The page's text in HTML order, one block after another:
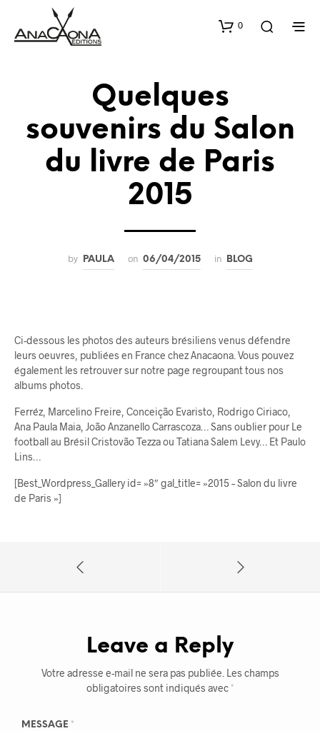
0
Quelques
souvenirs du Salon
du livre de Paris
2015
by PAULA on 06/04/2015 in BLOG
Ci-dessous les photos des auteurs brésiliens venus défendre
leurs oeuvres, publiées en France chez Anacaona. Vous pouvez
également les retrouver sur notre page regroupant tous nos
albums photos.
Ferréz, Marcelino Freire, Conceição Evaristo, Rodrigo Ciriaco,
Ana Paula Maia, João Anzanello Carrascoza… Sans oublier pour Le
football au Brésil Cristovão Tezza ou Tatiana Salem Levy… Et Paulo
Lins…
[Best_Wordpress_Gallery id= »8″ gal_title= »2015 – Salon du livre
de Paris »]
Leave a Reply
Votre adresse e-mail ne sera pas publiée. Les champs
obligatoires sont indiqués avec *
MESSAGE *